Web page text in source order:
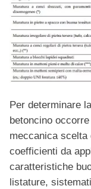
Per determinare
betoncino occorre
meccanica scelta
coefficienti da
caratteristiche
listature,